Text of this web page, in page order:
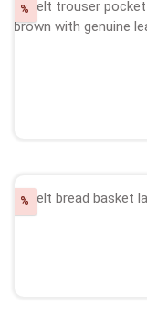
% Rabatt
% Rabatt